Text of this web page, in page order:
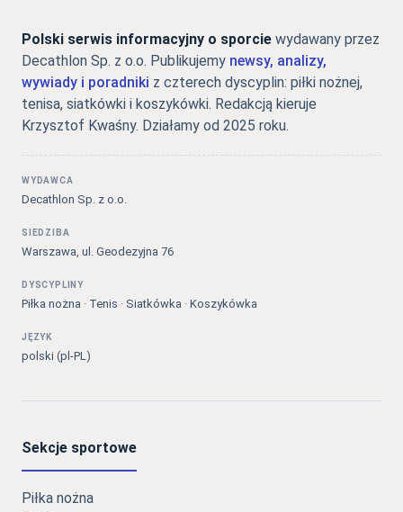
Polski serwis informacyjny o sporcie wydawany przez
Decathlon Sp. z o.o. Publikujemy newsy, analizy,
wywiady i poradniki z czterech dyscyplin: piłki nożnej,
tenisa, siatkówki i koszykówki. Redakcją kieruje
Krzysztof Kwaśny. Działamy od 2025 roku.
WYDAWCA
Decathlon Sp. z o.o.
SIEDZIBA
Warszawa, ul. Geodezyjna 76
DYSCYPLINY
Piłka nożna · Tenis · Siatkówka · Koszykówka
JĘZYK
polski (pl-PL)
Sekcje sportowe
Piłka nożna